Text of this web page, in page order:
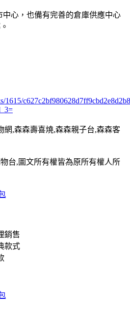
中心，也備有完善的倉庫供應中心
1615/
網,森森壽喜燒,森森親子台,森森客
台,圖文所有權皆為原所有權人所
銷售
款式